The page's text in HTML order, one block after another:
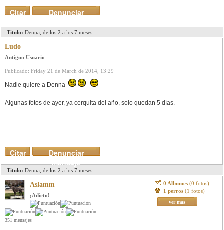
Denunciar
mensaje
Citar
Titulo: Denna, de los 2 a los 7 meses.
Ludo
Antiguo Usuario
Publicado: Friday 21 de March de 2014, 13:29
Nadie quiere a Denna
Algunas fotos de ayer, ya cerquita del año, solo quedan 5 días.
Denunciar
mensaje
Citar
Titulo: Denna, de los 2 a los 7 meses.
Aslamm
¡Adicto!
351 mensajes
0 Albumes (0 fotos)
1 perros (1 fotos)
ver mas